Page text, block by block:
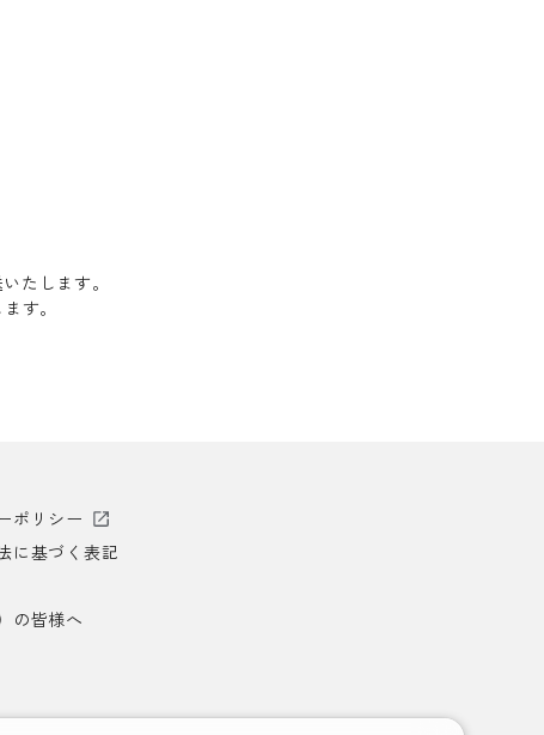
たします。
す。
ポリシー
に基づく表記
の皆様へ